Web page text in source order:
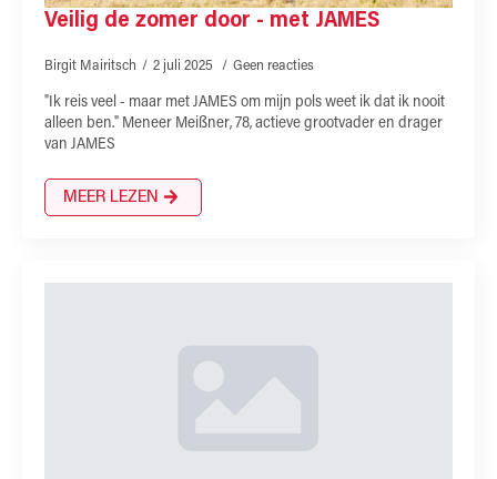
Veilig de zomer door - met JAMES
Birgit Mairitsch 2 juli 2025 Geen reacties
"Ik reis veel - maar met JAMES om mijn pols weet ik dat ik nooit
alleen ben." Meneer Meißner, 78, actieve grootvader en drager
van JAMES
MEER LEZEN